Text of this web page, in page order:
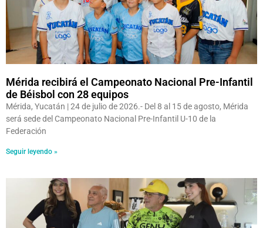
Mérida recibirá el Campeonato Nacional Pre-Infantil
de Béisbol con 28 equipos
Mérida, Yucatán | 24 de julio de 2026.- Del 8 al 15 de agosto, Mérida
será sede del Campeonato Nacional Pre-Infantil U-10 de la
Federación
Seguir leyendo »